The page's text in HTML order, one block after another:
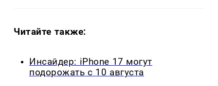
Читайте также:
Инсайдер: iPhone 17 могут
подорожать с 10 августа